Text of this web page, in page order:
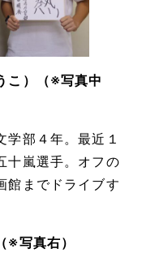
こ）（※写真中
学部４年。最近１
十嵐選手。オフの
館までドライブす
写真右）